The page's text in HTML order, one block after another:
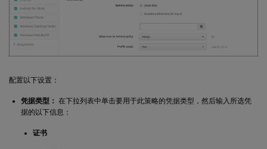
配置以下设置：
凭据类型： 在下拉列表中单击要用于此策略的凭据类型，然后输入所选凭
据的以下信息：
证书